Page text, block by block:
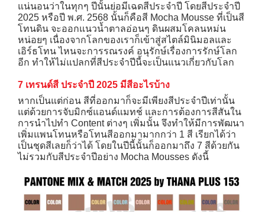
แน่นอนว่าในทุกๆ ปีนั้นย่อมีเฉดสีประจำปี โดยสีประจำปี
2025 หรือปี พ.ศ. 2568 นั้นก็คือสี Mocha Mousse ที่เป็นสี
โทนดิน จะออกแนวน้ำตาลอ่อนๆ ดินผสมโคลนหม่น
หน่อยๆ เนื่องจากโลกของเราก็เข้าสู่สไตล์มินิมอลและ
เอิร์ธโทน ไหนจะการรณรงค์ อนุรักษ์เรื่องการรักษ์โลก
อีก ทำให้ไม่แปลกที่สีประจำปีนี้จะเป็นแนวเกี่ยวกับโลก
7 เทรนด์สี ประจำปี 2025 มีสีอะไรบ้าง
หากเป็นแต่ก่อน สีที่ออกมาก็จะมีเพียงสีประจำปีเท่านั้น
แต่ด้วยการจับมิกซ์แอนด์แมทช์ และการต้องการสีสันใน
การนำไปทำ Content ต่างๆ เพิ่มนั้น จึงทำให้มีการพัฒนา
เพิ่มแพนโทนหรือโทนสีออกมามากกว่า 1 สี เรียกได้ว่า
เป็นชุดสีเลยก็ว่าได้ โดยในปีนี้นั้นก็ออกมาถึง 7 สีด้วยกัน
ไม่รวมกับสีประจำปีอย่าง Mocha Mousses ดังนี้